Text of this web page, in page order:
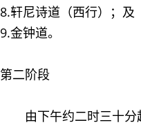
8.轩尼诗道（西行）；及
9.金钟道。
第二阶段
由下午约二时三十分